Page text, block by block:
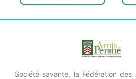
Société savante, la Fédération des